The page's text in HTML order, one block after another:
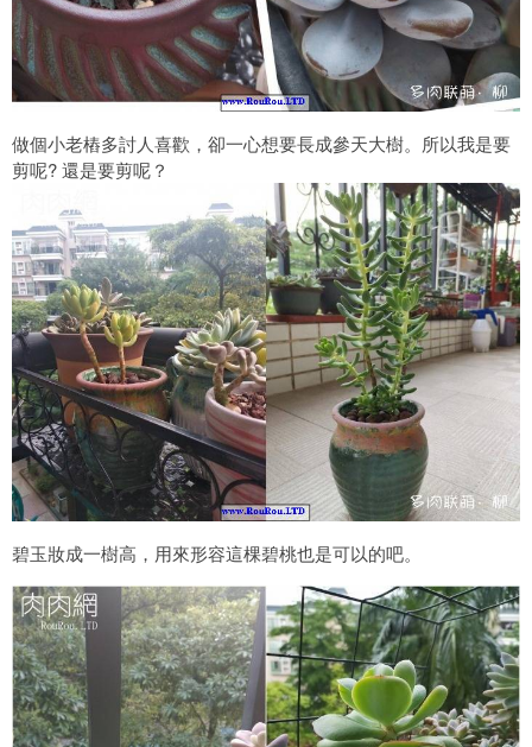
做個小老樁多討人喜歡，卻一心想要長成參天大樹。所以我是要
剪呢? 還是要剪呢？
碧玉妝成一樹高，用來形容這棵碧桃也是可以的吧。